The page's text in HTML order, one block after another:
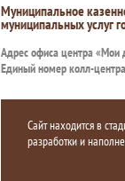
Муниципальное
муниципальных услуг
Адрес офиса центра «Мои
Единый номер колл-
Сайт находится в
разработки и